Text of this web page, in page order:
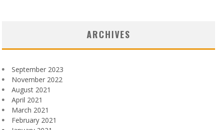
ARCHIVES
September 2023
November 2022
August 2021
April 2021
March 2021
February 2021